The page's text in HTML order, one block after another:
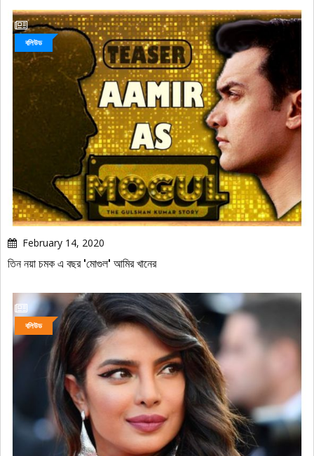
বলিউড
February 14, 2020
তিন নয়া চমক এ বছর 'মোগুল' আমির খানের
বলিউড